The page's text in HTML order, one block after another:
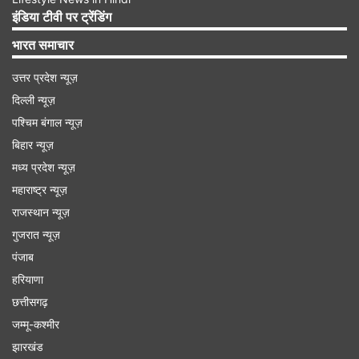
फीचर्स में बड़ा अपग्रेड
एप्पल के अपकमिंग फोन के फीचर्स की बात करें तो यह प्रो
सीरीज A20 Pro Bionic चिपसेट के साथ आ सकती है।
इसके अलावा फोन में नया C2 मॉडम भी दिया जा सकता है।
एप्पल अपकमिंग iPhone 18 सीरीज के डायनैमिक आईलैंड में
इंडिया टीवी पर ट्रेंडिंग
भारत समाचार
उत्तर प्रदेश न्यूज़
दिल्ली न्यूज़
पश्चिम बंगाल न्यूज़
बिहार न्यूज़
मध्य प्रदेश न्यूज़
महाराष्ट्र न्यूज़
राजस्थान न्यूज़
गुजरात न्यूज़
पंजाब
हरियाणा
छत्तीसगढ़
जम्मू-कश्मीर
झारखंड